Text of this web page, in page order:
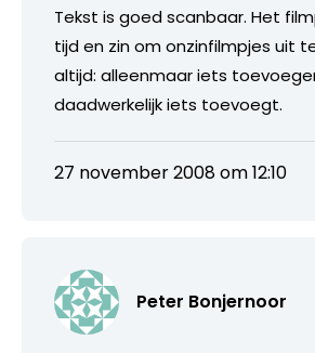
Tekst is goed scanbaar. Het
tijd en zin om onzinfilmpjes uit
altijd: alleenmaar iets
daadwerkelijk iets toevoegt.
27 november 2008 om 12:10
Peter Bonjernoor